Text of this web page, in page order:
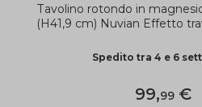
Tavolino rotondo in
(H41,9 cm) Nuvian Effetto
Spedito tra 4 e 6
99,99